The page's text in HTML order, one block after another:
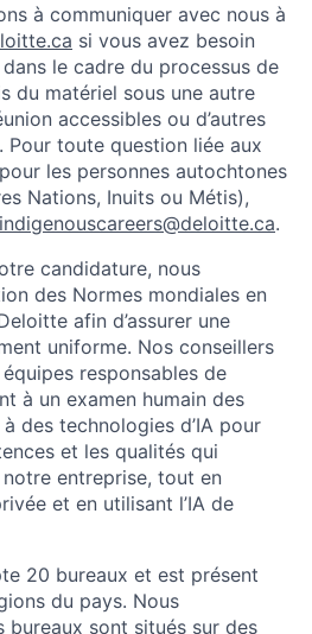
à communiquer avec nous à
si vous avez besoin
le cadre du processus de
du matériel sous une autre
accessibles ou d’autres
Pour toute question liée aux
les personnes autochtones
Nations, Inuits ou Métis),
indigenouscareers@deloitte.ca.
candidature, nous
des Normes mondiales en
afin d’assurer une
uniforme. Nos conseillers
responsables de
à un examen humain des
des technologies d’IA pour
et les qualités qui
entreprise, tout en
et en utilisant l’IA de
20 bureaux et est présent
du pays. Nous
bureaux sont situés sur des